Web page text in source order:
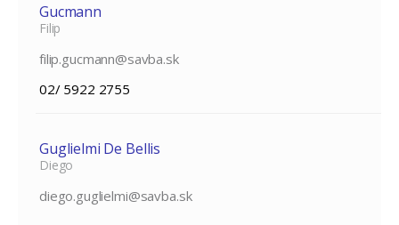
Gucmann
Filip
filip.gucmann@savba.sk
02/ 5922 2755
Guglielmi De Bellis
Diego
diego.guglielmi@savba.sk